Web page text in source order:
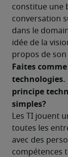
constitue une
conversation
dans le
idée de la
propos de son
Faites
technologies.
principe
simples?
Les TI jouent
toutes les
avec des
compétences